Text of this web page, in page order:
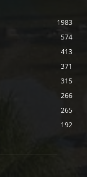
1983
574
413
371
315
266
265
192